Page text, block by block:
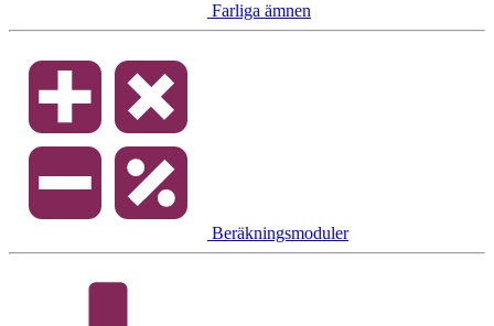
Farliga ämnen
Beräkningsmoduler